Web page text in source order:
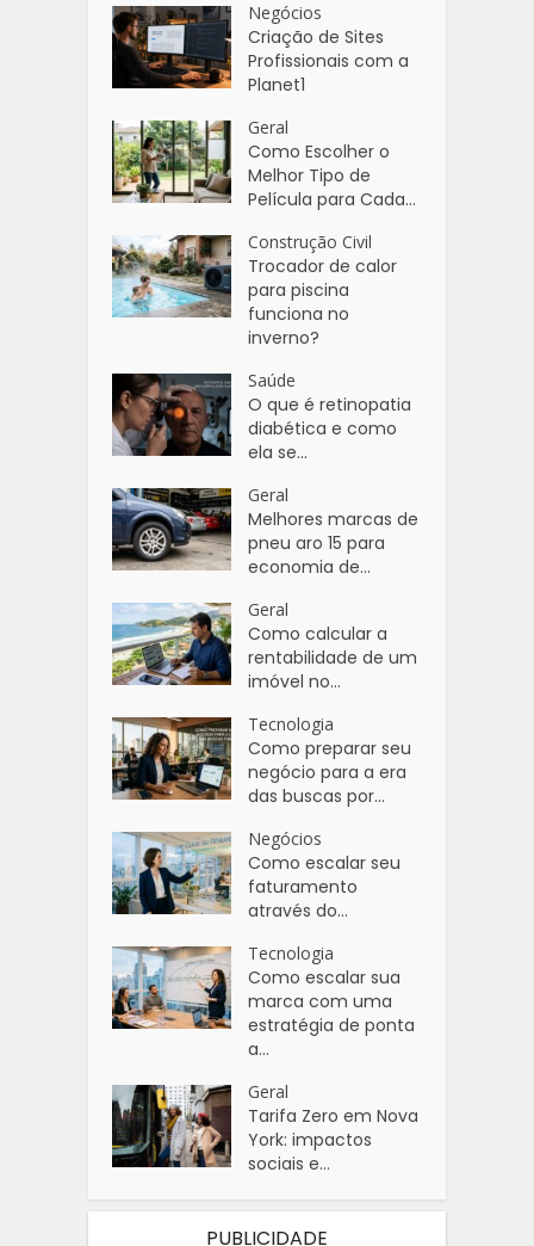
Negócios
Criação de Sites
Profissionais com a
Planet1
Geral
Como Escolher o
Melhor Tipo de
Película para Cada...
Construção Civil
Trocador de calor
para piscina
funciona no
inverno?
Saúde
O que é retinopatia
diabética e como
ela se...
Geral
Melhores marcas de
pneu aro 15 para
economia de...
Geral
Como calcular a
rentabilidade de um
imóvel no...
Tecnologia
Como preparar seu
negócio para a era
das buscas por...
Negócios
Como escalar seu
faturamento
através do...
Tecnologia
Como escalar sua
marca com uma
estratégia de ponta
a...
Geral
Tarifa Zero em Nova
York: impactos
sociais e...
PUBLICIDADE